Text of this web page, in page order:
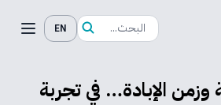
EN
وزمن الإبادة… في تجربة